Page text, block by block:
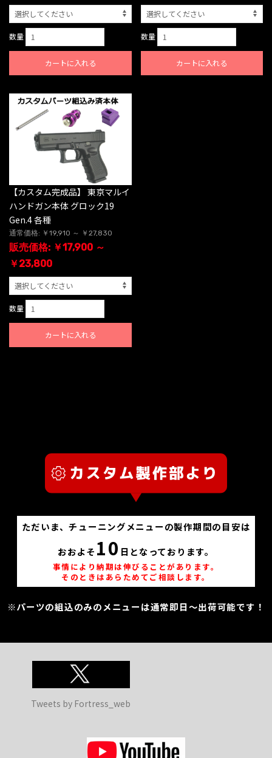
数量
カートに入れる
数量
カートに入れる
【カスタム完成品】 東京マルイ
ハンドガン本体 グロック19
Gen.4 各種
通常価格: ￥19,910 ～ ￥27,830
販売価格: ￥17,900 ～
￥23,800
数量
カートに入れる
ただいま、チューニングメニューの製作期間の目安は
おおよそ 10 日となっております。
事情により納期は伸びることがあります。
そのときはあらためてご相談します。
※パーツの組込のみのメニューは通常即日～出荷可能です！
Tweets by Fortress_web